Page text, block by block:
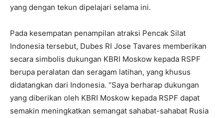
yang dengan tekun dipelajari selama ini.
Pada kesempatan penampilan atraksi Pencak Silat
Indonesia tersebut, Dubes RI Jose Tavares memberikan
secara simbolis dukungan KBRI Moskow kepada RSPF
berupa peralatan dan seragam latihan, yang khusus
didatangkan dari Indonesia. “Saya berharap dukungan
yang diberikan oleh KBRI Moskow kepada RSPF dapat
semakin meningkatkan semangat sahabat-sahabat Rusia